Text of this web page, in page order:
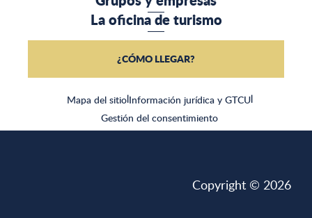
Mapa del sitio|Información jurídica y GTCU|
Gestión del consentimiento
La oficina de turismo
¿CÓMO LLEGAR?
Copyright © 2026